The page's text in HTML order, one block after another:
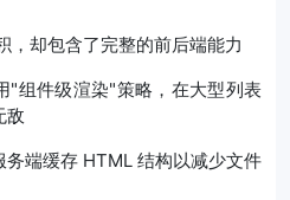
，却包含了完整的前后端能力
"组件级渲染"策略，在大型列表
敌
务端缓存 HTML 结构以减少文件